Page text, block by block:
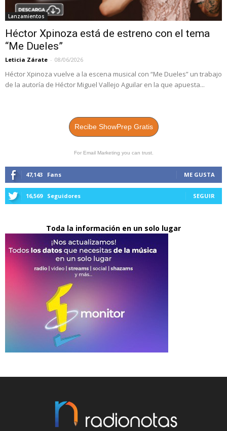
Lanzamientos
Héctor Xpinoza está de estreno con el tema
“Me Dueles”
Leticia Zárate - 08/06/2026
Héctor Xpinoza vuelve a la escena musical con “Me Dueles” un trabajo
de la autoría de Héctor Miguel Vallejo Aguilar en la que apuesta...
Recibe ShowPrep Gratis
For Email Marketing you can trust.
47,143 Fans ME GUSTA
16,569 Seguidores SEGUIR
Toda la información en un solo lugar